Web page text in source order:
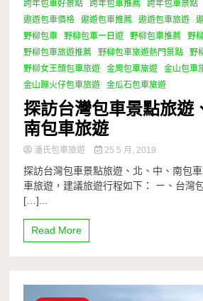
跨年包車好景點
跨年包車推薦 跨年包車景點
遨遊包車價格
遨遊包車推薦 遨遊包車旅遊
野柳包車
野柳包車一日遊 野柳包車推薦
野
野柳包車旅遊推薦
野柳包車旅遊熱門景點
野
野柳女王頭包車旅遊
金周包車旅遊 金山包車
金山蹦火仔包車旅遊
金瓜石包車旅遊
探訪台灣包車景點旅遊
南包車旅遊
潘氏包車旅遊 25 5 月, 2019
探訪台灣包車景點旅遊、北、中、南包
車旅遊，建議旅遊行程如下： ㄧ、台灣
[…]...
Read More